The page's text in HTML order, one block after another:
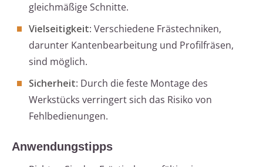
gleichmäßige Schnitte.
Vielseitigkeit: Verschiedene Frästechniken,
darunter Kantenbearbeitung und Profilfräsen,
sind möglich.
Sicherheit: Durch die feste Montage des
Werkstücks verringert sich das Risiko von
Fehlbedienungen.
Anwendungstipps